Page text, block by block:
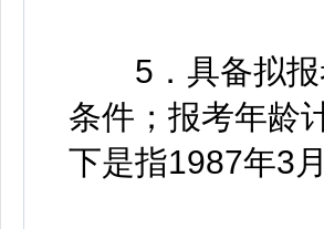
5．具备拟报
条件；报考年龄
下是指1987年3